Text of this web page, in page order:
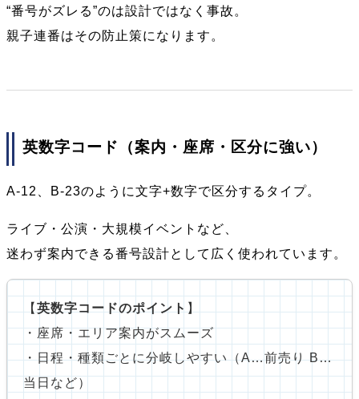
“番号がズレる”のは設計ではなく事故。
親子連番はその防止策になります。
英数字コード（案内・座席・区分に強い）
A-12、B-23のように文字+数字で区分するタイプ。
ライブ・公演・大規模イベントなど、
迷わず案内できる番号設計として広く使われています。
【 英数字コードのポイント 】
・座席・エリア案内がスムーズ
・日程・種類ごとに分岐しやすい（A…前売り B…
当日など）